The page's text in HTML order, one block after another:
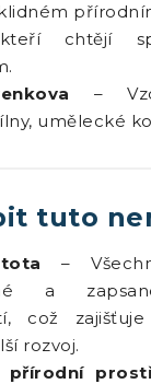
chtějí
–
umělecké
tuto
–
a
což
rozvoj.
přírodní